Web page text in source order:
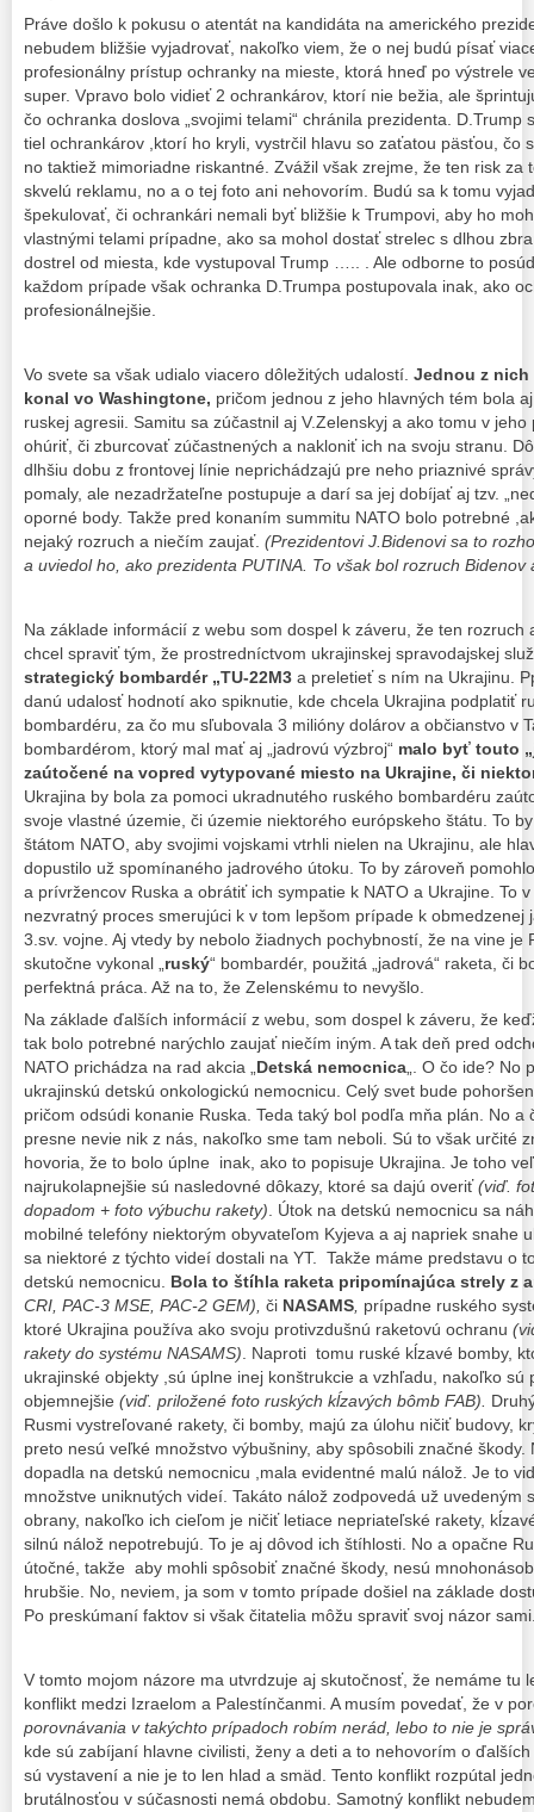
Práve došlo k pokusu o atentát na kandidáta na amerického
nebudem bližšie vyjadrovať, nakoľko viem, že o nej budú písať
profesionálny prístup ochranky na mieste, ktorá hneď po výstrele
super. Vpravo bolo vidieť 2 ochrankárov, ktorí nie bežia, ale
čo ochranka doslova „svojimi telami“ chránila prezidenta.
tiel ochrankárov ,ktorí ho kryli, vystrčil hlavu so zaťatou päsťou, čo
no taktiež mimoriadne riskantné. Zvážil však zrejme, že ten risk
skvelú reklamu, no a o tej foto ani nehovorím. Budú sa k tomu
špekulovať, či ochrankári nemali byť bližšie k Trumpovi, aby ho
vlastnými telami prípadne, ako sa mohol dostať strelec s dlhou
dostrel od miesta, kde vystupoval Trump ….. . Ale odborne to
každom prípade však ochranka D.Trumpa postupovala inak, ako
profesionálnejšie.
Vo svete sa však udialo viacero dôležitých udalostí. Jednou z nich
konal vo Washingtone, pričom jednou z jeho hlavných tém bola
ruskej agresii. Samitu sa zúčastnil aj V.Zelenskyj a ako tomu v
ohúriť, či zburcovať zúčastnených a nakloniť ich na svoju stranu.
dlhšiu dobu z frontovej línie neprichádzajú pre neho priaznivé
pomaly, ale nezadržateľne postupuje a darí sa jej dobíjať aj tzv.
oporné body. Takže pred konaním summitu NATO bolo potrebné
nejaký rozruch a niečím zaujať. (Prezidentovi J.Bidenovi sa to
a uviedol ho, ako prezidenta PUTINA. To však bol rozruch Bidenov
Na základe informácií z webu som dospel k záveru, že ten rozruch
chcel spraviť tým, že prostredníctvom ukrajinskej spravodajskej
strategický bombardér „TU-22M3 a preletieť s ním na Ukrajinu.
danú udalosť hodnotí ako spiknutie, kde chcela Ukrajina podplatiť
bombardéru, za čo mu sľubovala 3 milióny dolárov a občianstvo v
bombardérom, ktorý mal mať aj „jadrovú výzbroj“ malo byť touto
zaútočené na vopred vytypované miesto na Ukrajine, či
Ukrajina by bola za pomoci ukradnutého ruského bombardéru
svoje vlastné územie, či územie niektorého európskeho štátu. To
štátom NATO, aby svojimi vojskami vtrhli nielen na Ukrajinu, ale
dopustilo už spomínaného jadrového útoku. To by zároveň
a prívržencov Ruska a obrátiť ich sympatie k NATO a Ukrajine. To
nezvratný proces smerujúci k v tom lepšom prípade k obmedzenej
3.sv. vojne. Aj vtedy by nebolo žiadnych pochybností, že na vine je
skutočne vykonal „ ruský“ bombardér, použitá „jadrová“ raketa, či
perfektná práca. Až na to, že Zelenskému to nevyšlo.
Na základe ďalších informácií z webu, som dospel k záveru, že
tak bolo potrebné narýchlo zaujať niečím iným. A tak deň pred
NATO prichádza na rad akcia „Detská nemocnica„. O čo ide? No
ukrajinskú detskú onkologickú nemocnicu. Celý svet bude
pričom odsúdi konanie Ruska. Teda taký bol podľa mňa plán. No a
presne nevie nik z nás, nakoľko sme tam neboli. Sú to však určité
hovoria, že to bolo úplne inak, ako to popisuje Ukrajina. Je toho
najrukolapnejšie sú nasledovné dôkazy, ktoré sa dajú overiť(viď.
dopadom + foto výbuchu rakety). Útok na detskú nemocnicu sa
mobilné telefóny niektorým obyvateľom Kyjeva a aj napriek snahe
sa niektoré z týchto videí dostali na YT. Takže máme predstavu o
detskú nemocnicu. Bola to štíhla raketa pripomínajúca strely z
CRI, PAC-3 MSE, PAC-2 GEM), či NASAMS, prípadne ruského
ktoré Ukrajina používa ako svoju protivzdušnú raketovú ochranu
rakety do systému NASAMS). Naproti tomu ruské kĺzavé bomby,
ukrajinské objekty ,sú úplne inej konštrukcie a vzhľadu, nakoľko sú
objemnejšie (viď. priložené foto ruských kĺzavých bômb FAB).
Rusmi vystreľované rakety, či bomby, majú za úlohu ničiť budovy,
preto nesú veľké množstvo výbušniny, aby spôsobili značné
dopadla na detskú nemocnicu ,mala evidentné malú nálož. Je to
množstve uniknutých videí. Takáto nálož zodpovedá už uvedeným
obrany, nakoľko ich cieľom je ničiť letiace nepriateľské rakety,
silnú nálož nepotrebujú. To je aj dôvod ich štíhlosti. No a opačne
útočné, takže aby mohli spôsobiť značné škody, nesú
hrubšie. No, neviem, ja som v tomto prípade došiel na základe
Po preskúmaní faktov si však čitatelia môžu spraviť svoj názor
V tomto mojom názore ma utvrdzuje aj skutočnosť, že nemáme tu
konflikt medzi Izraelom a Palestínčanmi. A musím povedať, že v
porovnávania v takýchto prípadoch robím nerád, lebo to nie je
kde sú zabíjaní hlavne civilisti, ženy a deti a to nehovorím o
sú vystavení a nie je to len hlad a smäd. Tento konflikt rozpútal
brutálnosťou v súčasnosti nemá obdobu. Samotný konflikt